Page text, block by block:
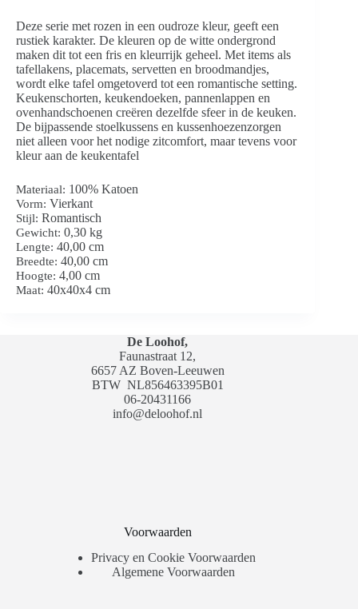
Deze serie met rozen in een oudroze kleur, geeft een
rustiek karakter. De kleuren op de witte ondergrond
maken dit tot een fris en kleurrijk geheel. Met items als
tafellakens, placemats, servetten en broodmandjes,
wordt elke tafel omgetoverd tot een romantische setting.
Keukenschorten, keukendoeken, pannenlappen en
ovenhandschoenen creëren dezelfde sfeer in de keuken.
De bijpassende stoelkussens en kussenhoezenzorgen
niet alleen voor het nodige zitcomfort, maar tevens voor
kleur aan de keukentafel
Materiaal: 100% Katoen
Vorm: Vierkant
Stijl: Romantisch
Gewicht: 0,30 kg
Lengte: 40,00 cm
Breedte: 40,00 cm
Hoogte: 4,00 cm
Maat: 40x40x4 cm
De Loohof,
Faunastraat 12,
6657 AZ Boven-Leeuwen
BTW NL856463395B01
06-20431166
info@deloohof.nl
Voorwaarden
Privacy en Cookie Voorwaarden
Algemene Voorwaarden